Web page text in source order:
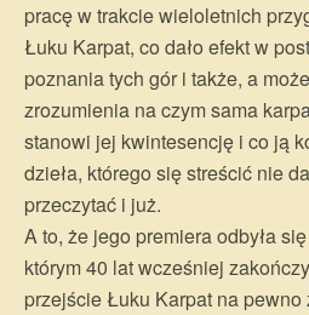
pracę w trakcie wieloletnich
Łuku Karpat, co dało efekt w
poznania tych gór i także, a
zrozumienia na czym sama
stanowi jej kwintesencję i co ją
dzieła, którego się streścić nie
przeczytać i już.
A to, że jego premiera odbyła
którym 40 lat wcześniej
przejście Łuku Karpat na pewno